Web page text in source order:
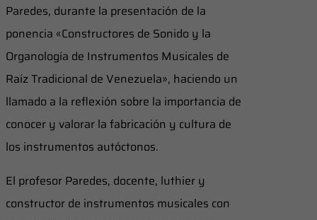
Paredes, durante la presentación de la
ponencia «Constructores de Sonido y la
Organología de Instrumentos Musicales de
Raíz Tradicional de Venezuela», haciendo un
llamado a la reflexión sobre la importancia de
conocer y valorar la fabricación y cultura de
los instrumentos autóctonos.
El profesor Paredes, docente, luthier y
constructor de instrumentos musicales con